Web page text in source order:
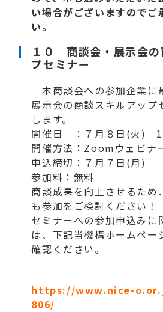
い場合がございますのでご
い。
１０ 商談会・展示会の
プセミナー
本商談会への参加企業に
展示会の商談スキルアップ
します。
開催日 ：７月８日(火)
開催方法：Zoomウェビナ
申込締切：７月７日(月)
参加料：無料
商談成果を向上させるため
も参加をご検討ください！
セミナーへの参加申込みに
は、下記当機構ホームペー
確認ください。
https://www.nice-
806/